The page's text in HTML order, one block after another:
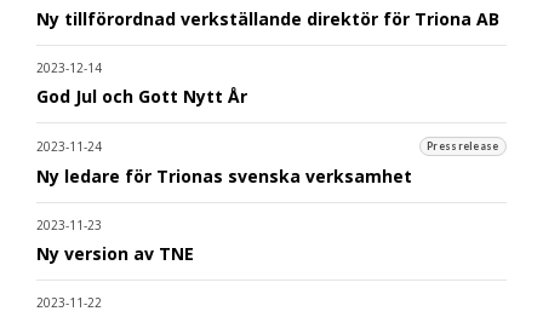
Ny tillförordnad verkställande direktör för Triona AB
2023-12-14
God Jul och Gott Nytt År
2023-11-24 Pressrelease
Ny ledare för Trionas svenska verksamhet
2023-11-23
Ny version av TNE
2023-11-22